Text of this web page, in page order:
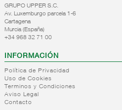
GRUPO UPPER S.C.
Av. Luxemburgo parcela 1-6
Cartagena
Murcia (España)
+34 968 32 71 00
INFORMACIÓN
Política de Privacidad
Uso de Cookies
Terminos y Condiciones
Aviso Legal
Contacto